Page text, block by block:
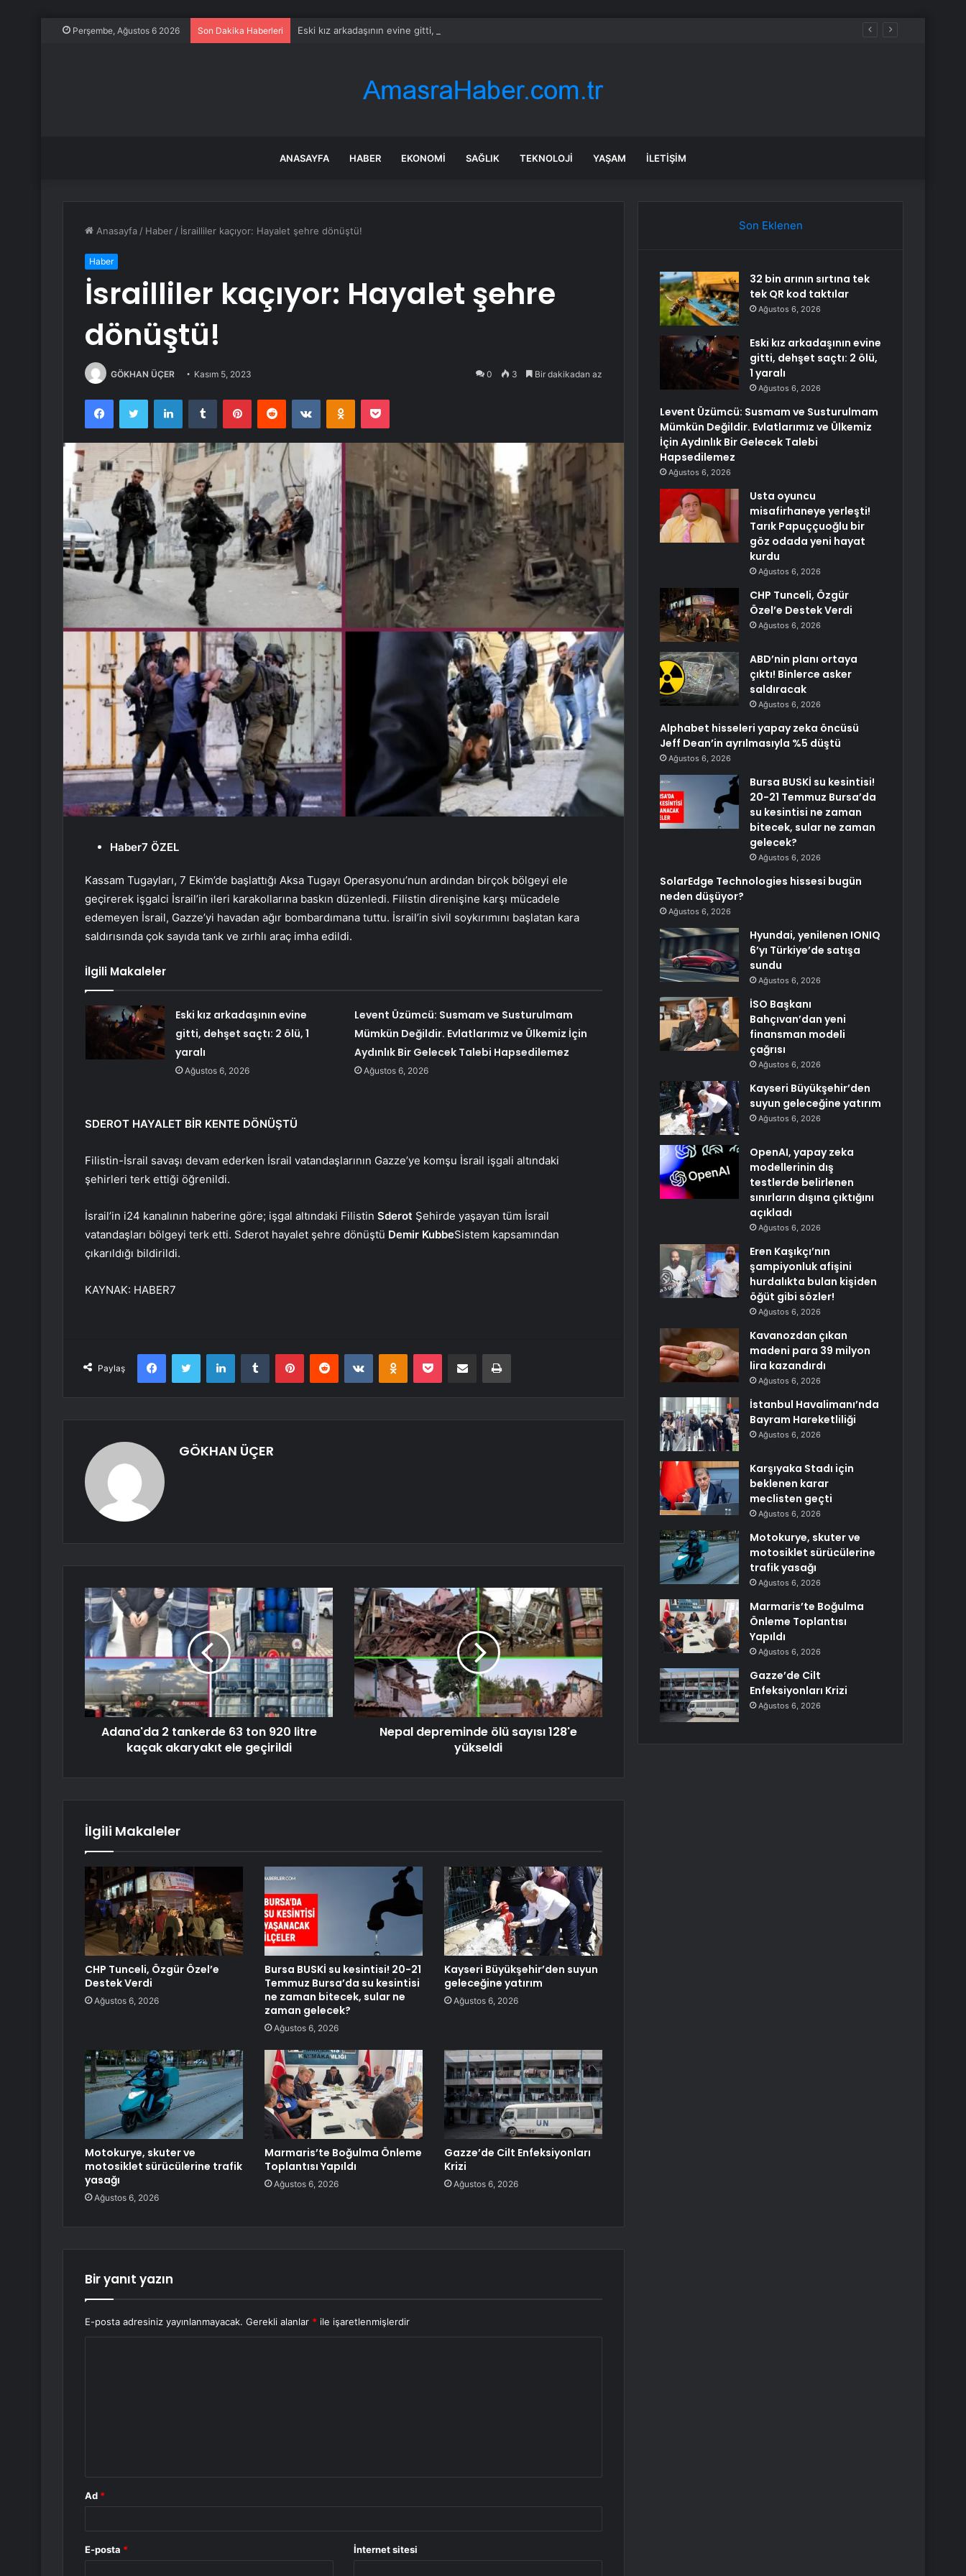
Perşembe, Ağustos 6 2026 Son Dakika Haberleri Eski kız arkadaşının evine gitti, dehşet saçtı: 2 ölü, 1 yaralı
ANASAYFA HABER EKONOMI SAĞLIK TEKNOLOJI YAŞAM İLETIŞIM
Anasayfa / Haber / İsrailliler kaçıyor: Hayalet şehre dönüştü!
Haber
İsrailliler kaçıyor: Hayalet şehre
dönüştü!
GÖKHAN ÜÇER Kasım 5, 2023 0 3 Bir dakikadan az
FacebookTwitter LinkedInTumblr PinterestReddit VKontakteOdnoklassniki
Pocket
Haber7 ÖZEL
Kassam Tugayları, 7 Ekim’de başlattığı Aksa Tugayı Operasyonu’nun ardından birçok bölgeyi ele
geçirerek işgalci İsrail’in ileri karakollarına baskın düzenledi. Filistin direnişine karşı mücadele
edemeyen İsrail, Gazze’yi havadan ağır bombardımana tuttu. İsrail’in sivil soykırımını başlatan kara
saldırısında çok sayıda tank ve zırhlı araç imha edildi.
İlgili Makaleler
Eski kız arkadaşının evine
gitti, dehşet saçtı: 2 ölü, 1
yaralı
Ağustos 6, 2026
Levent Üzümcü: Susmam ve Susturulmam
Mümkün Değildir. Evlatlarımız ve Ülkemiz İçin
Aydınlık Bir Gelecek Talebi Hapsedilemez
Ağustos 6, 2026
SDEROT HAYALET BİR KENTE DÖNÜŞTÜ
Filistin-İsrail savaşı devam ederken İsrail vatandaşlarının Gazze’ye komşu İsrail işgali altındaki
şehirleri terk ettiği öğrenildi.
İsrail’in i24 kanalının haberine göre; işgal altındaki Filistin Sderot Şehirde yaşayan tüm İsrail
vatandaşları bölgeyi terk etti. Sderot hayalet şehre dönüştü Demir KubbeSistem kapsamından
çıkarıldığı bildirildi.
KAYNAK: HABER7
Paylaş
FacebookTwitter LinkedInTumblr PinterestReddit VKontakteOdnoklassniki
Pocket E-Posta ile paylaş Yazdır
GÖKHAN ÜÇER
Adana'da 2 tankerde 63 ton 920 litre
kaçak akaryakıt ele geçirildi
Nepal depreminde ölü sayısı 128'e
yükseldi
İlgili Makaleler
CHP Tunceli, Özgür Özel’e
Destek Verdi
Ağustos 6, 2026
Bursa BUSKİ su kesintisi! 20-21
Temmuz Bursa’da su kesintisi
ne zaman bitecek, sular ne
zaman gelecek?
Ağustos 6, 2026
Kayseri Büyükşehir’den suyun
geleceğine yatırım
Ağustos 6, 2026
Motokurye, skuter ve
motosiklet sürücülerine trafik
yasağı
Ağustos 6, 2026
Marmaris’te Boğulma Önleme
Toplantısı Yapıldı
Ağustos 6, 2026
Gazze’de Cilt Enfeksiyonları
Krizi
Ağustos 6, 2026
Bir yanıt yazın
E-posta adresiniz yayınlanmayacak. Gerekli alanlar * ile işaretlenmişlerdir
Ad *
E-posta * İnternet sitesi
Son Eklenen
32 bin arının sırtına tek
tek QR kod taktılar
Ağustos 6, 2026
Eski kız arkadaşının evine
gitti, dehşet saçtı: 2 ölü,
1 yaralı
Ağustos 6, 2026
Levent Üzümcü: Susmam ve Susturulmam
Mümkün Değildir. Evlatlarımız ve Ülkemiz
İçin Aydınlık Bir Gelecek Talebi
Hapsedilemez
Ağustos 6, 2026
Usta oyuncu
misafirhaneye yerleşti!
Tarık Papuççuoğlu bir
göz odada yeni hayat
kurdu
Ağustos 6, 2026
CHP Tunceli, Özgür
Özel’e Destek Verdi
Ağustos 6, 2026
ABD’nin planı ortaya
çıktı! Binlerce asker
saldıracak
Ağustos 6, 2026
Alphabet hisseleri yapay zeka öncüsü
Jeff Dean’in ayrılmasıyla %5 düştü
Ağustos 6, 2026
Bursa BUSKİ su kesintisi!
20-21 Temmuz Bursa’da
su kesintisi ne zaman
bitecek, sular ne zaman
gelecek?
Ağustos 6, 2026
SolarEdge Technologies hissesi bugün
neden düşüyor?
Ağustos 6, 2026
Hyundai, yenilenen IONIQ
6’yı Türkiye’de satışa
sundu
Ağustos 6, 2026
İSO Başkanı
Bahçıvan’dan yeni
finansman modeli
çağrısı
Ağustos 6, 2026
Kayseri Büyükşehir’den
suyun geleceğine yatırım
Ağustos 6, 2026
OpenAI, yapay zeka
modellerinin dış
testlerde belirlenen
sınırların dışına çıktığını
açıkladı
Ağustos 6, 2026
Eren Kaşıkçı’nın
şampiyonluk afişini
hurdalıkta bulan kişiden
öğüt gibi sözler!
Ağustos 6, 2026
Kavanozdan çıkan
madeni para 39 milyon
lira kazandırdı
Ağustos 6, 2026
İstanbul Havalimanı’nda
Bayram Hareketliliği
Ağustos 6, 2026
Karşıyaka Stadı için
beklenen karar
meclisten geçti
Ağustos 6, 2026
Motokurye, skuter ve
motosiklet sürücülerine
trafik yasağı
Ağustos 6, 2026
Marmaris’te Boğulma
Önleme Toplantısı
Yapıldı
Ağustos 6, 2026
Gazze’de Cilt
Enfeksiyonları Krizi
Ağustos 6, 2026